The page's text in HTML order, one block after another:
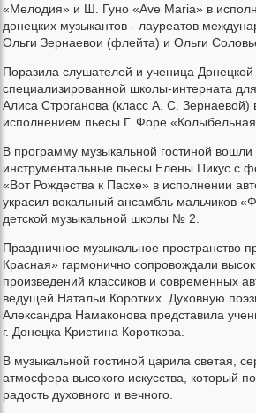
«Мелодия» и Ш. Гуно «Ave Maria» в
донецких музыкантов - лауреатов
Ольги Зернаевои (флейта) и Ольги
Поразила слушателей и ученица Донецкой
специализированной школы-интерната
Алиса Строганова (класс А. С. Зернаевой)
исполнением пьесы Г. Форе
В программу музыкальной гостиной вошли
инструментальные пьесы Елены Пикус с
«Вот Рождества к Пасхе» в исполнении
украсил вокальный ансамбль мальчиков
детской музыкальной школы № 2.
Праздничное музыкальное пространство
Красная» гармонично сопровождали
произведений классиков и современных
ведущей Натальи Коротких. Духовную
Александра Намаконова представила
г. Донецка Кристина Короткова.
В музыкальной гостиной царила светая,
атмосфера высокого искусства, который
радость духовного и вечного.